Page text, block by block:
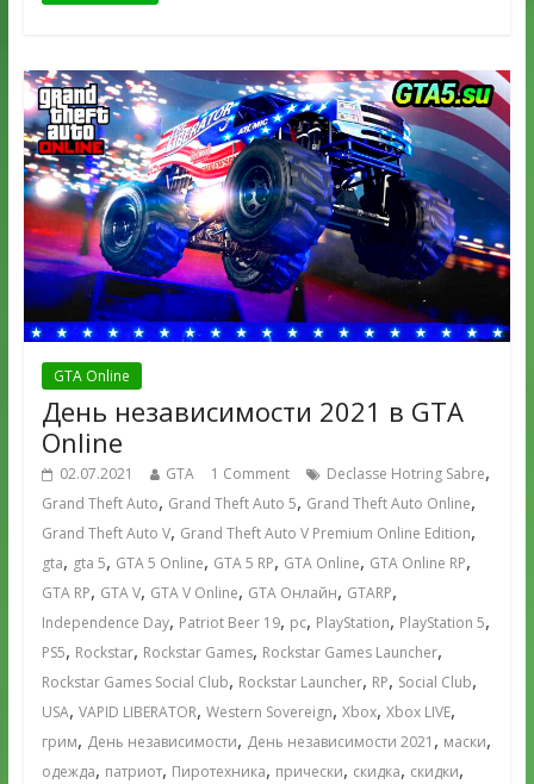
GTA Online
День независимости 2021 в GTA
Online
02.07.2021 GTA 1 Comment Declasse Hotring Sabre,
Grand Theft Auto, Grand Theft Auto 5, Grand Theft Auto Online,
Grand Theft Auto V, Grand Theft Auto V Premium Online Edition,
gta, gta 5, GTA 5 Online, GTA 5 RP, GTA Online, GTA Online RP,
GTA RP, GTA V, GTA V Online, GTA Онлайн, GTARP,
Independence Day, Patriot Beer 19, pc, PlayStation, PlayStation 5,
PS5, Rockstar, Rockstar Games, Rockstar Games Launcher,
Rockstar Games Social Club, Rockstar Launcher, RP, Social Club,
USA, VAPID LIBERATOR, Western Sovereign, Xbox, Xbox LIVE,
грим, День независимости, День независимости 2021 , маски,
одежда, патриот, Пиротехника, прически, скидка, скидки,